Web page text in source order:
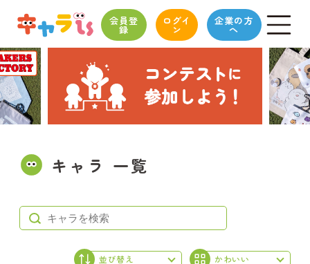
会員登
録
ログイ
ン
企業の方
へ
キャラ 一覧